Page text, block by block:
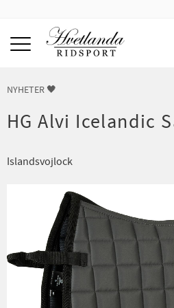
NYHETER 🖤
HG Alvi Icelandic
Islandsvojlock